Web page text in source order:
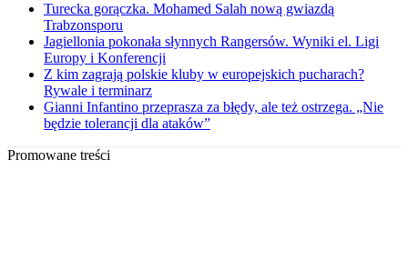
Turecka gorączka. Mohamed Salah nową gwiazdą
Trabzonsporu
Jagiellonia pokonała słynnych Rangersów. Wyniki el. Ligi
Europy i Konferencji
Z kim zagrają polskie kluby w europejskich pucharach?
Rywale i terminarz
Gianni Infantino przeprasza za błędy, ale też ostrzega. „Nie
będzie tolerancji dla ataków”
Promowane treści